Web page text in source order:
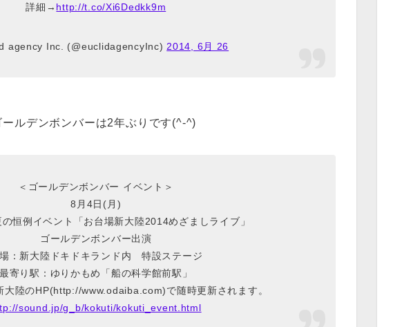
詳細→ http://t.co/Xi6Dedkk9m
agency Inc. (@euclidagencyInc) 2014, 6月 26
ールデンボンバーは2年ぶりです(^-^)
＜ゴールデンボンバー イベント＞
8月4日(月)
恒例イベント「お台場新大陸2014めざましライブ」
ゴールデンボンバー出演
：新大陸ドキドキランド内 特設ステージ
最寄り駅：ゆりかもめ「船の科学館前駅」
陸のHP(http://www.odaiba.com)で随時更新されます。
sound.jp/g_b/kokuti/kokuti_event.html